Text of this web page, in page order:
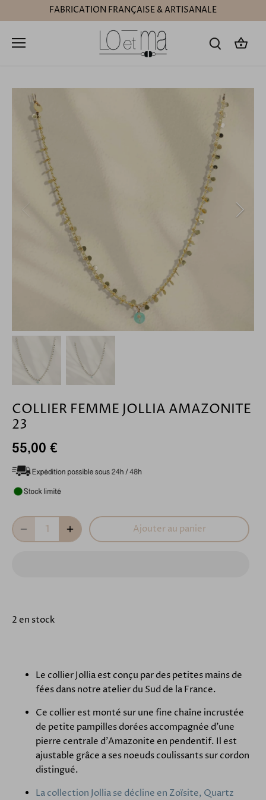
au
FABRICATION FRANÇAISE & ARTISANALE
COLLIER FEMME JOLLIA AMAZONITE
23
55,00 €
Ajouter au panier
2 en stock
Le collier Jollia est conçu par des petites mains de
fées dans notre atelier du Sud de la France.
Ce collier est monté sur une fine chaîne incrustée
de petite pampilles dorées accompagnée d'une
pierre centrale d'Amazonite en pendentif. Il est
ajustable grâce a ses noeuds coulissants sur cordon
distingué.
La collection Jollia se décline en Zoïsite, Quartz